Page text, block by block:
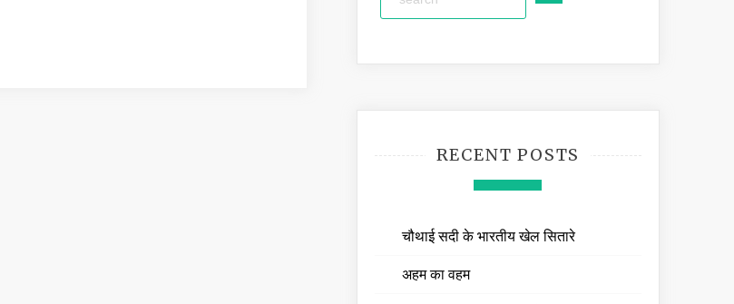
RECENT POSTS
चौथाई सदी के भारतीय खेल सितारे
अहम का वहम